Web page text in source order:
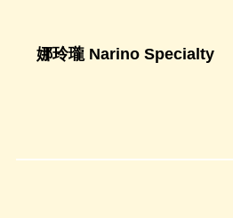
娜玲瓏 Narino Specialty